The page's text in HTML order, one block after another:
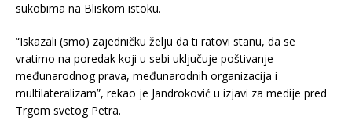
sukobima na Bliskom istoku.
“Iskazali (smo) zajedničku želju da ti ratovi stanu, da se
vratimo na poredak koji u sebi uključuje poštivanje
međunarodnog prava, međunarodnih organizacija i
multilateralizam”, rekao je Jandroković u izjavi za medije pred
Trgom svetog Petra.